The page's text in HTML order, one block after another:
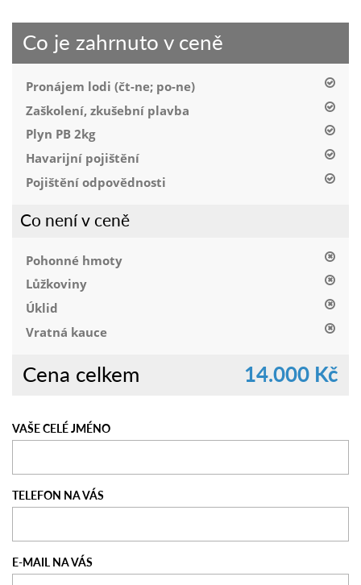
Co je zahrnuto v ceně
Pronájem lodi (čt-ne; po-ne)
Zaškolení, zkušební plavba
Plyn PB 2kg
Havarijní pojištění
Pojištění odpovědnosti
Co není v ceně
Pohonné hmoty
Lůžkoviny
Úklid
Vratná kauce
Cena celkem 14.000 Kč
VAŠE CELÉ JMÉNO
TELEFON NA VÁS
E-MAIL NA VÁS